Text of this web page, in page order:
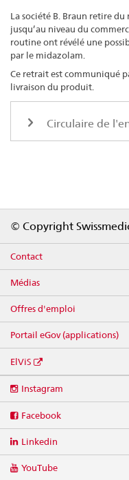
La société B. Braun retire
jusqu’au niveau du
routine ont révélé une
par le midazolam.
Ce retrait est communiqué
livraison du produit.
Circulaire de
© Copyright
Contact
Médias
Offres d'emploi
Portail eGov (applications)
ElViS
media
Instagram
Facebook
Linkedin
YouTube